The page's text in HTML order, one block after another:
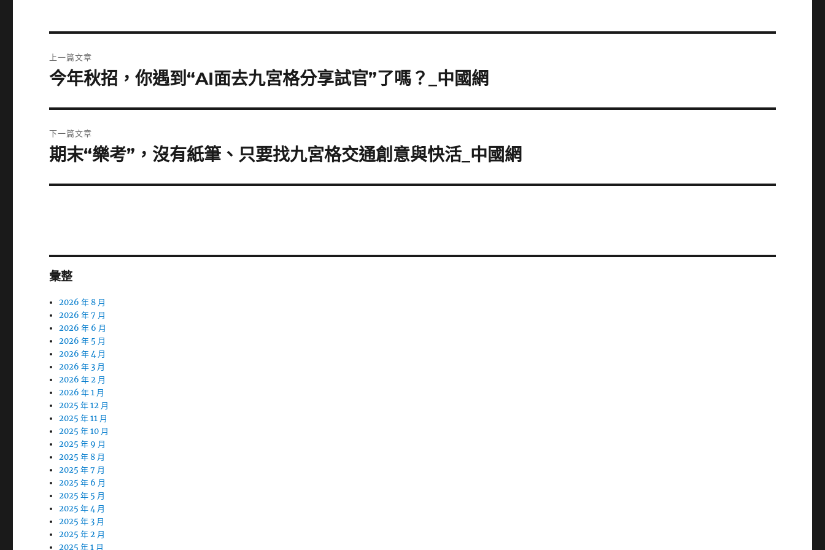
章
上一篇文章
上
篇
章:
今年秋招，你遇到“AI面去九宮格分享試官”了嗎？_中國網
下一篇文章
下
篇
期末“樂考”，沒有紙筆、只要找九宮格交通創意與快活_中國網
彙整
2026 年 8 月
2026 年 7 月
2026 年 6 月
2026 年 5 月
2026 年 4 月
2026 年 3 月
2026 年 2 月
2026 年 1 月
2025 年 12 月
2025 年 11 月
2025 年 10 月
2025 年 9 月
2025 年 8 月
2025 年 7 月
2025 年 6 月
2025 年 5 月
2025 年 4 月
2025 年 3 月
2025 年 2 月
2025 年 1 月